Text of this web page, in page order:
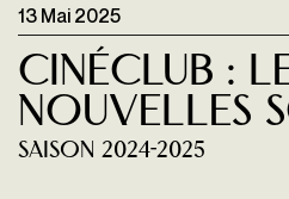
13 Mai 2025
CinéClub :
Nouvelles
Saison 2024-2025